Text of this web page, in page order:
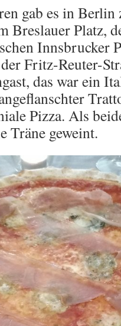
gab es in Berlin
Breslauer Platz,
Innsbrucker
Fritz-Reuter-
das war ein
Pizza. Als
Träne geweint.